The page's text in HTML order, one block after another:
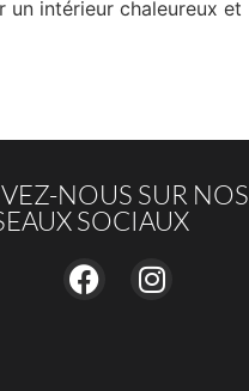
un intérieur chaleureux et
NOUS SUR NOS
SOCIAUX